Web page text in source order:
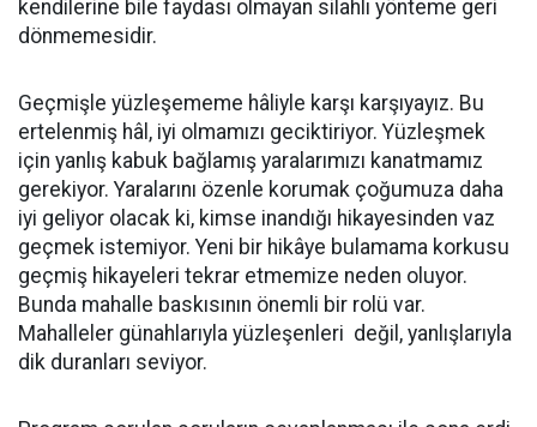
kendilerine bile faydası olmayan silahlı yönteme geri
dönmemesidir.
Geçmişle yüzleşememe hâliyle karşı karşıyayız. Bu
ertelenmiş hâl, iyi olmamızı geciktiriyor. Yüzleşmek
için yanlış kabuk bağlamış yaralarımızı kanatmamız
gerekiyor. Yaralarını özenle korumak çoğumuza daha
iyi geliyor olacak ki, kimse inandığı hikayesinden vaz
geçmek istemiyor. Yeni bir hikâye bulamama korkusu
geçmiş hikayeleri tekrar etmemize neden oluyor.
Bunda mahalle baskısının önemli bir rolü var.
Mahalleler günahlarıyla yüzleşenleri değil, yanlışlarıyla
dik duranları seviyor.